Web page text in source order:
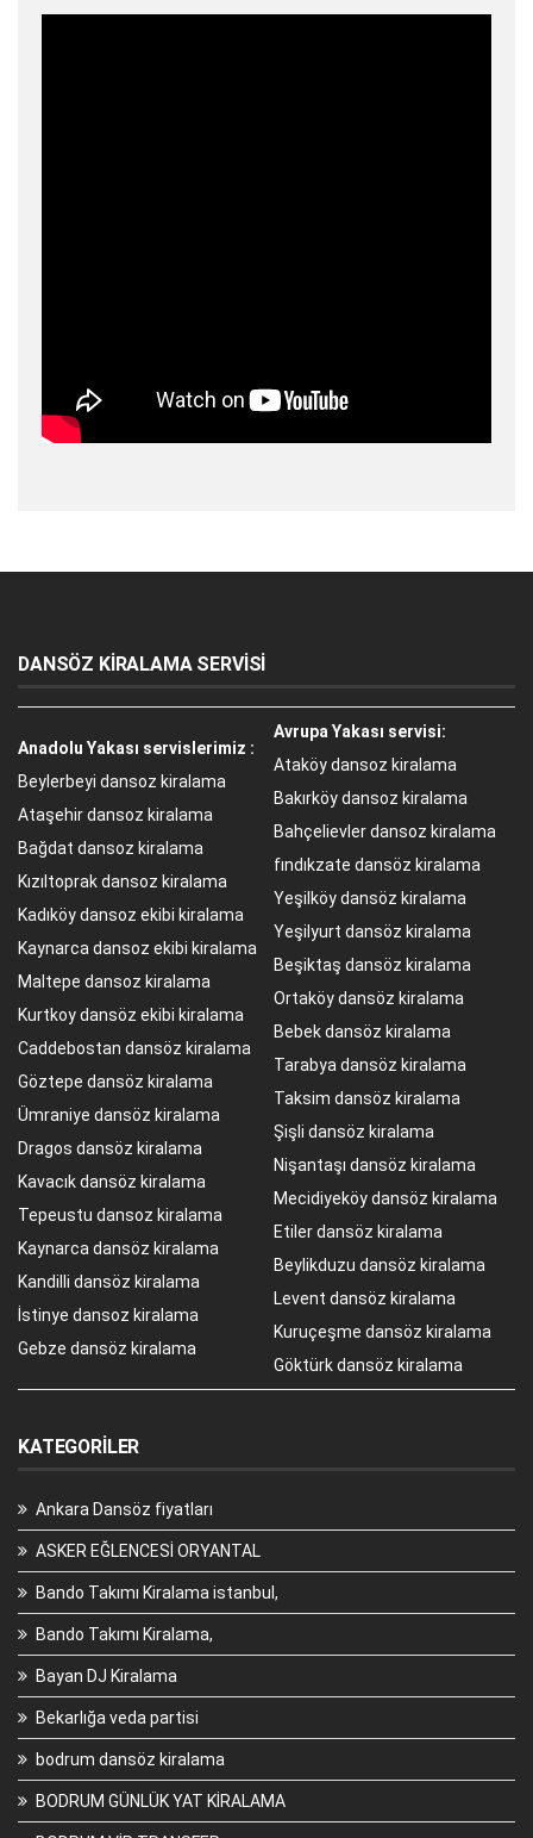
DANSÖZ KİRALAMA SERVİSİ
Anadolu Yakası servislerimiz :
Beylerbeyi dansoz kiralama
Ataşehir dansoz kiralama
Bağdat dansoz kiralama
Kızıltoprak dansoz kiralama
Kadıköy dansoz ekibi kiralama
Kaynarca dansoz ekibi kiralama
Maltepe dansoz kiralama
Kurtkoy dansöz ekibi kiralama
Caddebostan dansöz kiralama
Göztepe dansöz kiralama
Ümraniye dansöz kiralama
Dragos dansöz kiralama
Kavacık dansöz kiralama
Tepeustu dansoz kiralama
Kaynarca dansöz kiralama
Kandilli dansöz kiralama
İstinye dansoz kiralama
Gebze dansöz kiralama
Avrupa Yakası servisi:
Ataköy dansoz kiralama
Bakırköy dansoz kiralama
Bahçelievler dansoz kiralama
fındıkzate dansöz kiralama
Yeşilköy dansöz kiralama
Yeşilyurt dansöz kiralama
Beşiktaş dansöz kiralama
Ortaköy dansöz kiralama
Bebek dansöz kiralama
Tarabya dansöz kiralama
Taksim dansöz kiralama
Şişli dansöz kiralama
Nişantaşı dansöz kiralama
Mecidiyeköy dansöz kiralama
Etiler dansöz kiralama
Beylikduzu dansöz kiralama
Levent dansöz kiralama
Kuruçeşme dansöz kiralama
Göktürk dansöz kiralama
KATEGORILER
Ankara Dansöz fiyatları
ASKER EĞLENCESİ ORYANTAL
Bando Takımı Kiralama istanbul,
Bando Takımı Kiralama,
Bayan DJ Kiralama
Bekarlığa veda partisi
bodrum dansöz kiralama
BODRUM GÜNLÜK YAT KİRALAMA